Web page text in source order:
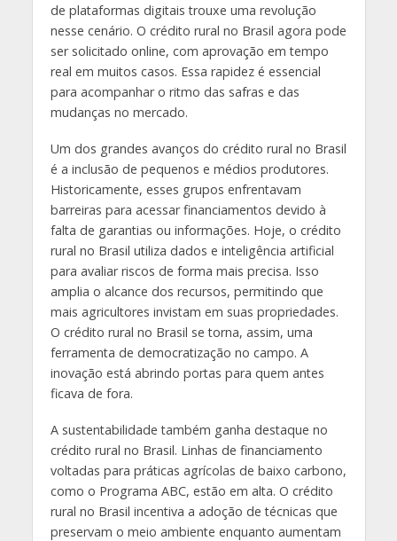
de plataformas digitais trouxe uma revolução
nesse cenário. O crédito rural no Brasil agora pode
ser solicitado online, com aprovação em tempo
real em muitos casos. Essa rapidez é essencial
para acompanhar o ritmo das safras e das
mudanças no mercado.
Um dos grandes avanços do crédito rural no Brasil
é a inclusão de pequenos e médios produtores.
Historicamente, esses grupos enfrentavam
barreiras para acessar financiamentos devido à
falta de garantias ou informações. Hoje, o crédito
rural no Brasil utiliza dados e inteligência artificial
para avaliar riscos de forma mais precisa. Isso
amplia o alcance dos recursos, permitindo que
mais agricultores invistam em suas propriedades.
O crédito rural no Brasil se torna, assim, uma
ferramenta de democratização no campo. A
inovação está abrindo portas para quem antes
ficava de fora.
A sustentabilidade também ganha destaque no
crédito rural no Brasil. Linhas de financiamento
voltadas para práticas agrícolas de baixo carbono,
como o Programa ABC, estão em alta. O crédito
rural no Brasil incentiva a adoção de técnicas que
preservam o meio ambiente enquanto aumentam